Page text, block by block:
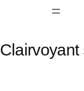
Clairvoyant